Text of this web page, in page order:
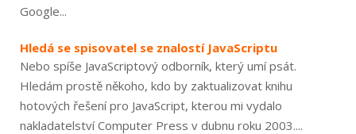
Google...
Hledá se spisovatel se znalostí JavaScriptu
Nebo spíše JavaScriptový odborník, který umí psát.
Hledám prostě někoho, kdo by zaktualizovat knihu
hotových řešení pro JavaScript, kterou mi vydalo
nakladatelství Computer Press v dubnu roku 2003....